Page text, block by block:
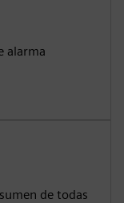
alarma
de todas